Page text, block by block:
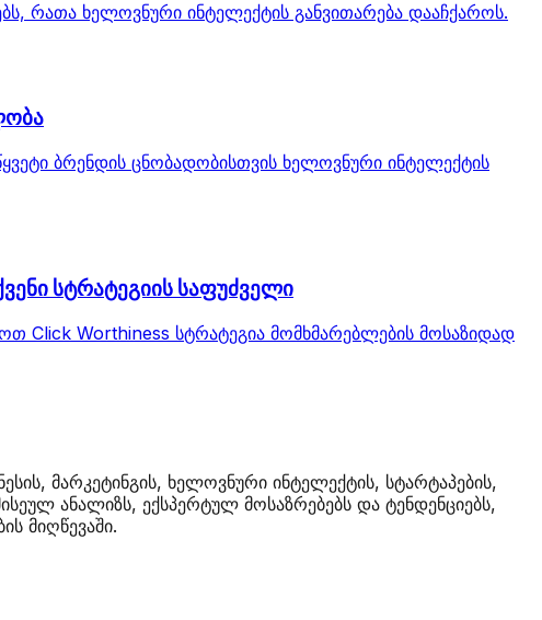
რათა ხელოვნური ინტელექტის განვითარება დააჩქაროს.
ბრენდის ცნობადობისთვის ხელოვნური ინტელექტის
სტრატეგიის საფუძველი
Click Worthiness სტრატეგია მომხმარებლების მოსაზიდად
მარკეტინგის, ხელოვნური ინტელექტის, სტარტაპების,
ანალიზს, ექსპერტულ მოსაზრებებს და ტენდენციებს,
მიღწევაში.